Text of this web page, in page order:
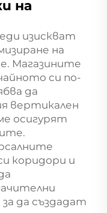
на
изискват
на
Магазините
си по-
да
вертикален
осигурят
коридори и
да създадат